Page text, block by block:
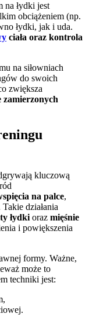
na łydki jest
obciążeniem (np.
łydki, jak i uda.
ciała oraz kontrola
na siłowniach
do swoich
zwiększa
zamierzonych
kluczową
na palce,
działania
łydki oraz mięśnie
i powiększenia
formy. Ważne,
może to
techniki jest: